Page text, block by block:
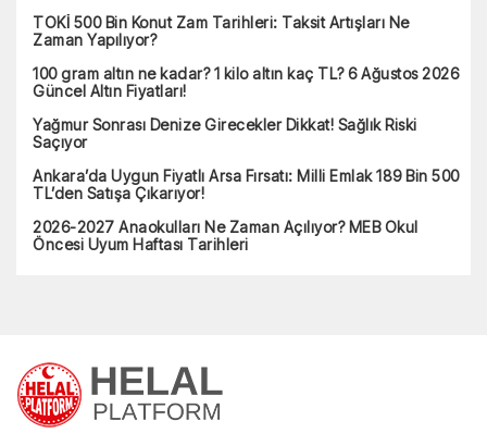
TOKİ 500 Bin Konut Zam Tarihleri: Taksit Artışları Ne
Zaman Yapılıyor?
100 gram altın ne kadar? 1 kilo altın kaç TL? 6 Ağustos 2026
Güncel Altın Fiyatları!
Yağmur Sonrası Denize Girecekler Dikkat! Sağlık Riski
Saçıyor
Ankara’da Uygun Fiyatlı Arsa Fırsatı: Milli Emlak 189 Bin 500
TL’den Satışa Çıkarıyor!
2026-2027 Anaokulları Ne Zaman Açılıyor? MEB Okul
Öncesi Uyum Haftası Tarihleri